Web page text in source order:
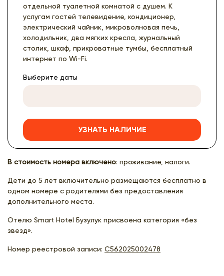
отдельной туалетной комнатой с душем. К
услугам гостей телевидение, кондиционер,
электрический чайник, микроволновая печь,
холодильник, два мягких кресла, журнальный
столик, шкаф, прикроватные тумбы, бесплатный
интернет по Wi-Fi.
Выберите даты
УЗНАТЬ НАЛИЧИЕ
В стоимость номера включено: проживание, налоги.
Дети до 5 лет включительно размещаются бесплатно в
одном номере с родителями без предоставления
дополнительного места.
Отелю Smart Hotel Бузулук присвоена категория «без
звезд».
Номер реестровой записи: С562025002478